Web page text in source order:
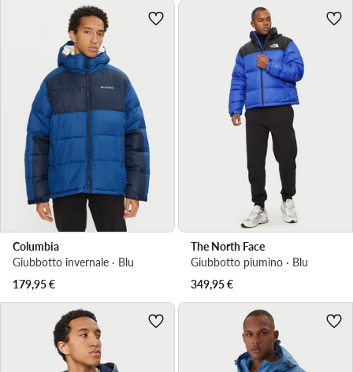
Columbia
Giubbotto invernale · Blu
179,95€
The North Face
Giubbotto piumino · Blu
349,95€